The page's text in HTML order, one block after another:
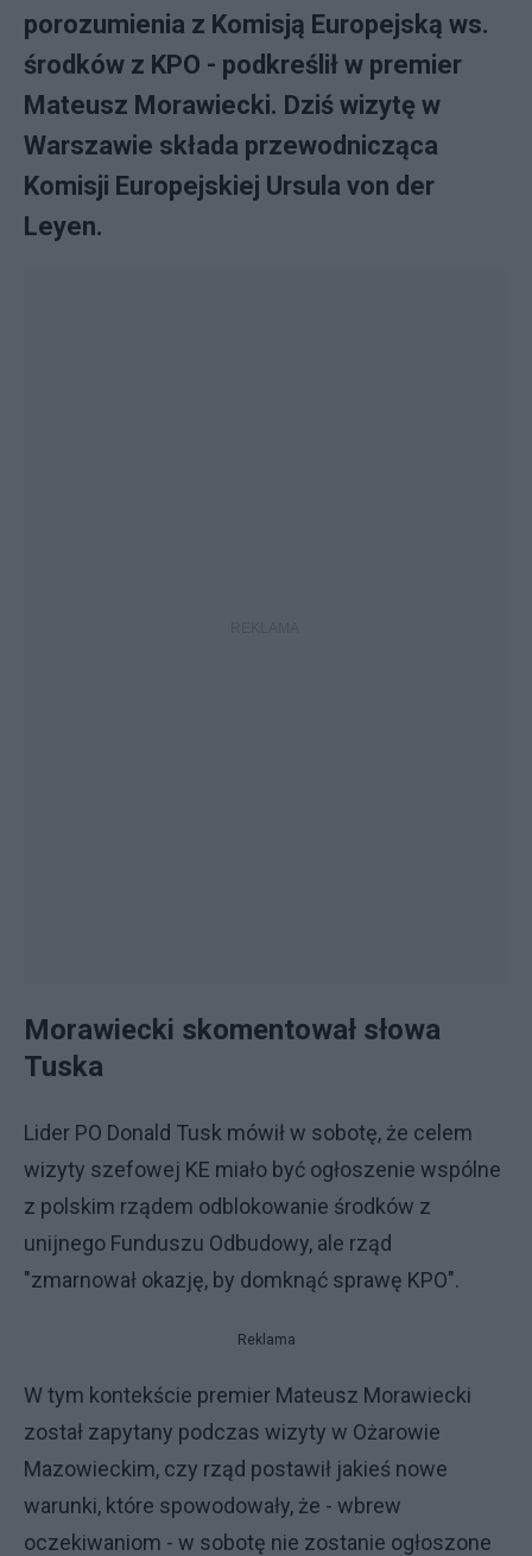
porozumienia z Komisją Europejską ws.
środków z KPO - podkreślił w premier
Mateusz Morawiecki. Dziś wizytę w
Warszawie składa przewodnicząca
Komisji Europejskiej Ursula von der
Leyen.
Morawiecki skomentował słowa
Tuska
Lider PO Donald Tusk mówił w sobotę, że celem
wizyty szefowej KE miało być ogłoszenie wspólne
z polskim rządem odblokowanie środków z
unijnego Funduszu Odbudowy, ale rząd
"zmarnował okazję, by domknąć sprawę KPO".
Reklama
W tym kontekście premier Mateusz Morawiecki
został zapytany podczas wizyty w Ożarowie
Mazowieckim, czy rząd postawił jakieś nowe
warunki, które spowodowały, że - wbrew
oczekiwaniom - w sobotę nie zostanie ogłoszone